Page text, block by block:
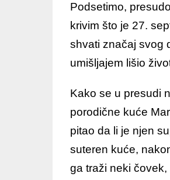
Podsetimo,
krivim što je 27.
shvati značaj svog
umišljajem lišio
Kako se u presudi
porodične kuće
pitao da li je njen
suteren kuće,
ga traži neki